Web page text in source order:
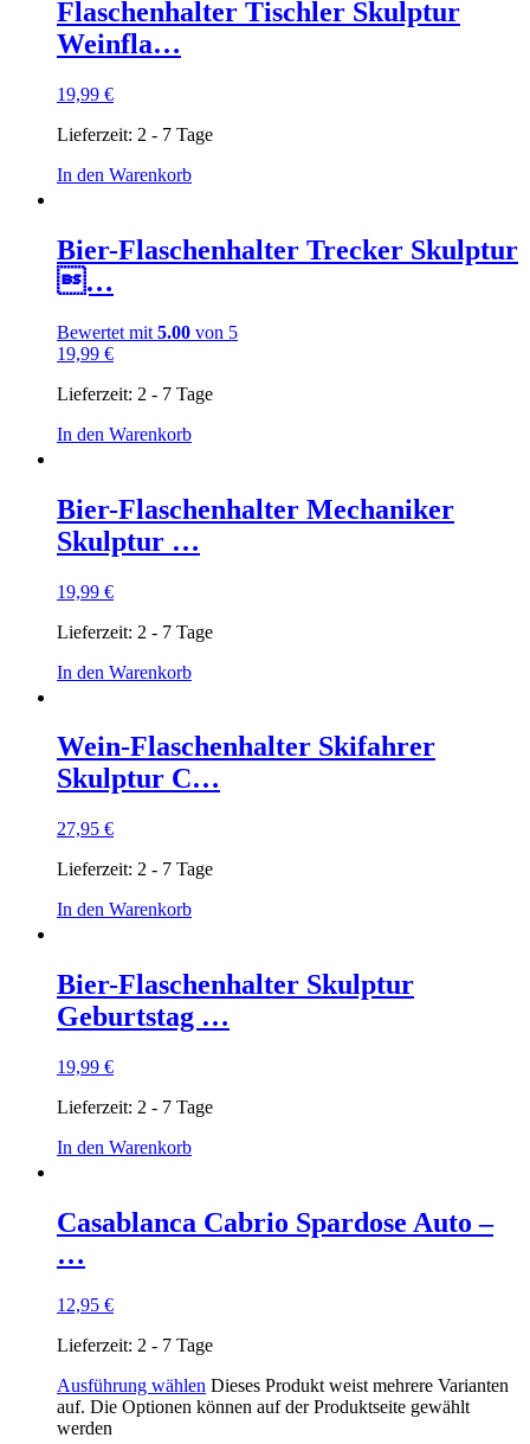
Flaschenhalter Tischler Skulptur
Weinfla…
19,99 €
Lieferzeit: 2 - 7 Tage
In den Warenkorb
Bier-Flaschenhalter Trecker Skulptur
…
Bewertet mit 5.00 von 5
19,99 €
Lieferzeit: 2 - 7 Tage
In den Warenkorb
Bier-Flaschenhalter Mechaniker
Skulptur …
19,99 €
Lieferzeit: 2 - 7 Tage
In den Warenkorb
Wein-Flaschenhalter Skifahrer
Skulptur C…
27,95 €
Lieferzeit: 2 - 7 Tage
In den Warenkorb
Bier-Flaschenhalter Skulptur
Geburtstag …
19,99 €
Lieferzeit: 2 - 7 Tage
In den Warenkorb
Casablanca Cabrio Spardose Auto –
…
12,95 €
Lieferzeit: 2 - 7 Tage
Ausführung wählen Dieses Produkt weist mehrere Varianten
auf. Die Optionen können auf der Produktseite gewählt
werden